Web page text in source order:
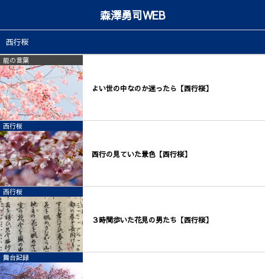
森澤勇司WEB
西行桜
能の言葉
よい世の中なのか迷ったら【西行桜】
西行桜
西行の見ていた景色【西行桜】
西行桜
３時間歩いた花見の男たち【西行桜】
舞台記録